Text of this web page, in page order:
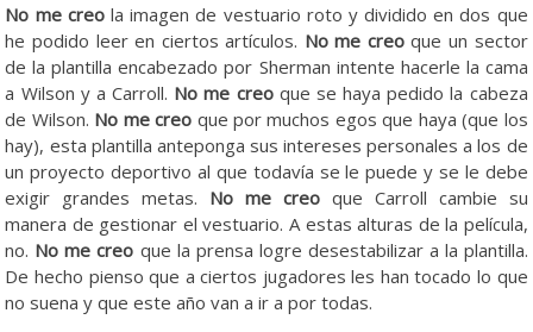
No me creola imagen de vestuario roto y dividido en dos que
he podido leer en ciertos artículos. No me creoque un sector
de la plantilla encabezado por Sherman intente hacerle la cama
a Wilson y a Carroll. No me creoque se haya pedido la cabeza
de Wilson. No me creo que por muchos egos que haya (que los
hay), esta plantilla anteponga sus intereses personales a los de
un proyecto deportivo al que todavía se le puede y se le debe
exigir grandes metas. No me creoque Carroll cambie su
manera de gestionar el vestuario. A estas alturas de la película,
no. No me creo que la prensa logre desestabilizar a la plantilla.
De hecho pienso que a ciertos jugadores les han tocado lo que
no suena y que este año van a ir a por todas.